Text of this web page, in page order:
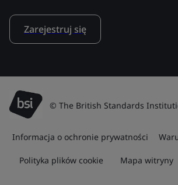
Zarejestruj się
© The British Standards
Informacja o ochronie prywatności
Polityka plików cookie Mapa witryny